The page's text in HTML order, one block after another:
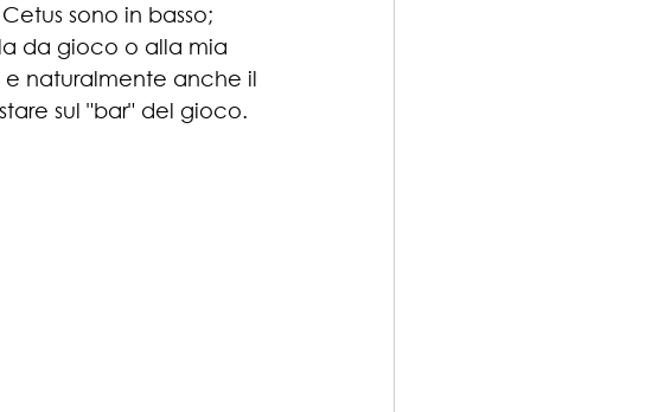
sono in basso;
da gioco o alla mia
naturalmente anche il
sul "bar" del gioco.